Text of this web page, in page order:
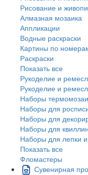
Рисование и
Алмазная мозаика
Аппликации
Водные раскраски
Картины по
Раскраски
Показать все
Рукоделие и
Рукоделие и
Наборы
Наборы для
Наборы для
Наборы для
Наборы для лепки
Показать все
Фломастеры
Сувенирная